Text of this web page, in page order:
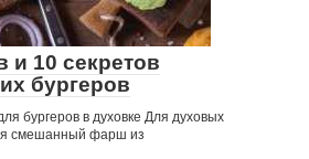
и 10 секретов
бургеров
бургеров в духовке Для духовых
смешанный фарш из